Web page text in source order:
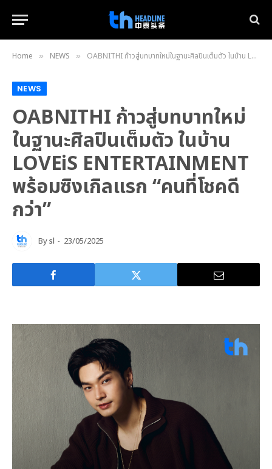
Home » NEWS » OABNITHI ก้าวสู่บทบาทใหม่ในฐานะศิลปินเต็มตัว ในบ้าน LOVEiS ENTERTAINMENT พร้อมซิงเกิลแรก “คนที่โชคดีกว่า”
NEWS
OABNITHI ก้าวสู่บทบาทใหม่
ในฐานะศิลปินเต็มตัว ในบ้าน
LOVEiS ENTERTAINMENT
พร้อมซิงเกิลแรก “คนที่โชคดี
กว่า”
Bysl 23/05/2025